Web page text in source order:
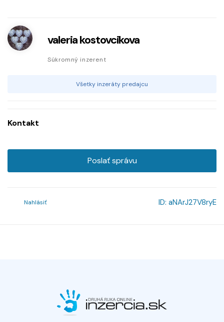
valeria kostovcikova
Súkromný inzerent
Všetky inzeráty predajcu
Kontakt
Poslať správu
Nahlásiť ID: aNArJ27V8ryE